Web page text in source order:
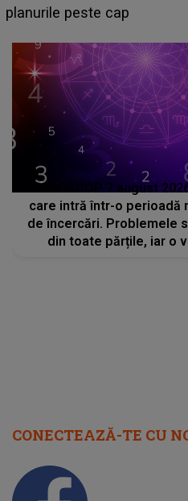
sa: "I-am spus și ei în față,
HOROSCOP 7 august
care intră într-o perioadă
de încercări. Problemele
din toate părțile, iar o
CONECTEAZĂ-TE CU